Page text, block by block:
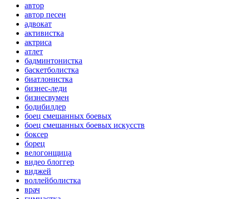
автор
автор песен
адвокат
активистка
актриса
атлет
бадминтонистка
баскетболистка
биатлонистка
бизнес-леди
бизнесвумен
бодибилдер
боец смешанных боевых
боец смешанных боевых искусств
боксер
борец
велогонщица
видео блоггер
виджей
воллейболистка
врач